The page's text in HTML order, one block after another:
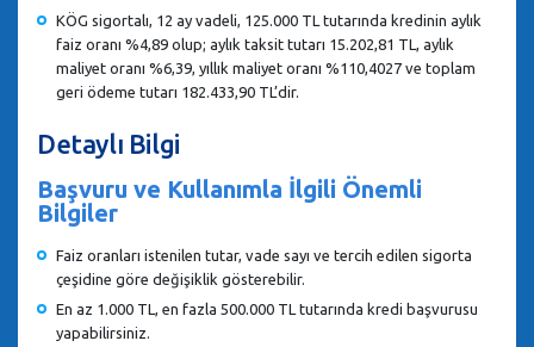
KÖG sigortalı, 12 ay vadeli, 125.000 TL tutarında kredinin aylık
faiz oranı %4,89 olup; aylık taksit tutarı 15.202,81 TL, aylık
maliyet oranı %6,39, yıllık maliyet oranı %110,4027 ve toplam
geri ödeme tutarı 182.433,90 TL’dir.
Detaylı Bilgi
Başvuru ve Kullanımla İlgili Önemli
Bilgiler
Faiz oranları istenilen tutar, vade sayı ve tercih edilen sigorta
çeşidine göre değişiklik gösterebilir.
En az 1.000 TL, en fazla 500.000 TL tutarında kredi başvurusu
yapabilirsiniz.